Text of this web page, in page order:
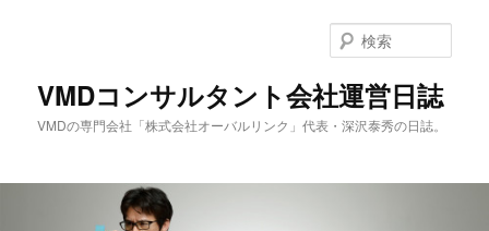
VMDコンサルタント会社運営日誌
VMDの専門会社「株式会社オーバルリンク」代表・深沢泰秀の日誌。
索